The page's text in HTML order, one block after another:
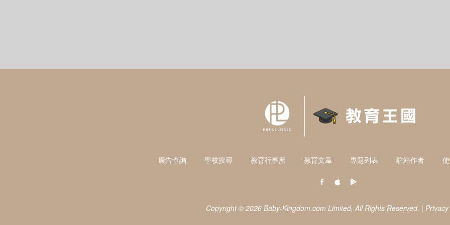
廣告查詢 學校搜尋 教育行事曆 教育文章 專題列表 駐站作者
Copyright © 2026 Baby-Kingdom.com Limited, All Rights Reserved. |